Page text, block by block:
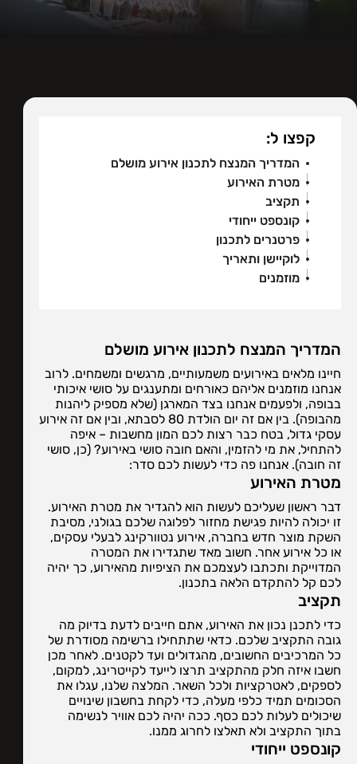
קפצו ל:
המדריך המנצח לתכנון אירוע מושלם
מטרת האירוע
תקציב
קונספט ייחודי
פרטנרים לתכנון
לוקיישן ותאריך
מוזמנים
המדריך המנצח לתכנון אירוע מושלם
חיינו מלאים באירועים משמעותיים, מרגשים ומשמחים. לרוב
אנחנו מוזמנים אליהם כאורחים ומתענגים על סושי איכותי
בבופה, ולפעמים אנחנו בצד המארגן (שלא מספיק ליהנות
מהבופה). בין אם זה יום הולדת 80 לסבתא, ובין אם זה אירוע
עסקי גדול, בטח כבר רצות לכם המון מחשבות – איפה
להתחיל, את מי להזמין, והאם חובה סושי באירוע? (כן, סושי
זה חובה). אנחנו פה כדי לעשות לכם סדר:
מטרת האירוע
דבר ראשון שעליכם לעשות הוא להגדיר את מטרת האירוע.
זו יכולה להיות פגישת מחזור לפלוגה שלכם בגולני, מסיבת
השקת מוצר חדש בחברה, אירוע נטוורקינג לבעלי עסקים,
או כל אירוע אחר. חשוב מאד שתגדירו את המטרה
המדוייקת ותכתבו לעצמכם את הציפיות מהאירוע, כך יהיה
לכם קל להתקדם הלאה בתכנון.
תקציב
כדי לתכנן נכון את האירוע, אתם חייבים לדעת בדיוק מה
גובה התקציב שלכם. כדאי שתתחילו ברשימה מסודרת של
כל המרכיבים החשובים, מהגדולים ועד לקטנים. לאחר מכן
חשבו איזה חלק מהתקציב תרצו לייעד לקייטרינג, למקום,
לספקים, לאטרקציות ולכל השאר. המלצה שלנו, עגלו את
הסכומים תמיד כלפי מעלה, כדי לקחת בחשבון שינויים
שיכולים לעלות לכם כסף. ככה יהיה לכם אוויר לנשימה
בתוך התקציב ולא תאלצו לחרוג ממנו.
קונספט ייחודי